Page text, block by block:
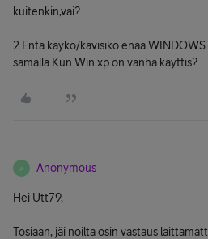
kuitenkin,vai?
2.Entä käykö/kävisikö enää WINDOWS
samalla.Kun Win xp on vanha käyttis?.
A Anonymous
Hei Utt79,
Tosiaan, jäi noilta osin vastaus